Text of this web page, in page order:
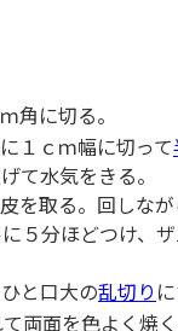
角に切る。
１ｃｍ幅に切って
て水気をきる。
を取る。回しなが
５分ほどつけ、
と口大の乱切り
両面を色よく焼く